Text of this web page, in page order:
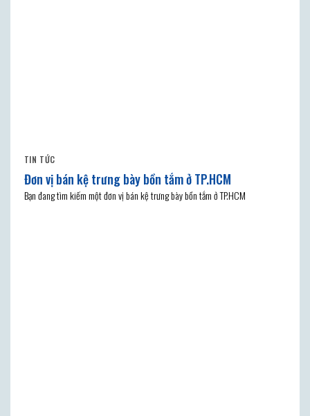
TIN TỨC
Đơn vị bán kệ trưng bày bồn tắm ở TP.HCM
Bạn đang tìm kiếm một đơn vị bán kệ trưng bày bồn tắm ở TP.HCM